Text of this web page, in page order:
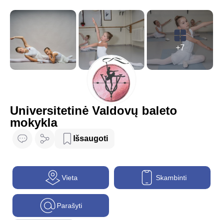
+7
Universitetinė Valdovų baleto
mokykla
Išsaugoti
Vieta Skambinti
Parašyti